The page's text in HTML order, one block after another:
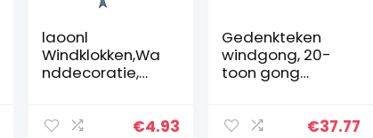
laoonl
Windklokken,Wa
nddecoratie,
Geschenken€4.93
Gedenkteken
windgong, 20-
toon gong
geschenken€37.77